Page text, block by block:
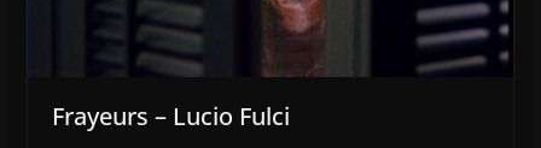
Frayeurs – Lucio Fulci